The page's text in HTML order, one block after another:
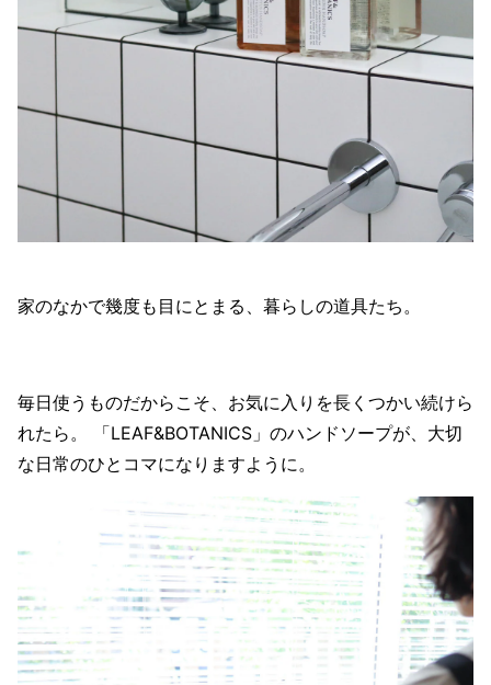
家のなかで幾度も目にとまる、暮らしの道具たち。
毎日使うものだからこそ、お気に入りを長くつかい続けら
れたら。 「LEAF&BOTANICS」のハンドソープが、大切
な日常のひとコマになりますように。